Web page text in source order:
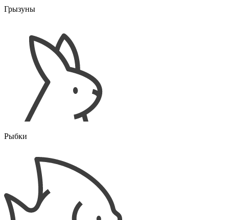
Грызуны
Рыбки